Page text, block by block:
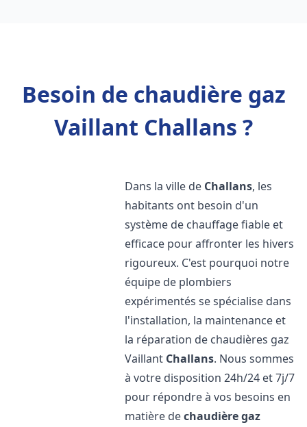
Besoin de chaudière gaz
Vaillant Challans ?
Dans la ville de Challans, les
habitants ont besoin d'un
système de chauffage fiable et
efficace pour affronter les hivers
rigoureux. C'est pourquoi notre
équipe de plombiers
expérimentés se spécialise dans
l'installation, la maintenance et
la réparation de chaudières gaz
Vaillant Challans. Nous sommes
à votre disposition 24h/24 et 7j/7
pour répondre à vos besoins en
matière dechaudière gaz